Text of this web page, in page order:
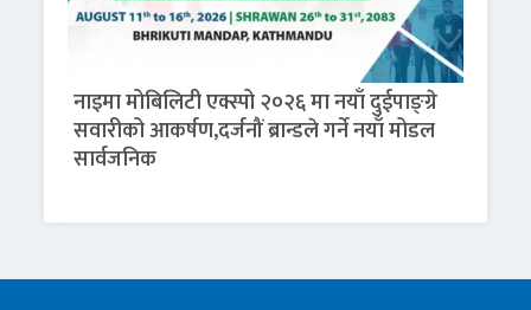
नाइमा मोबिलिटी एक्स्पो २०२६ मा नयाँ दुईपाङ्ग्रे
सवारीको आकर्षण,दर्जनौं ब्रान्डले गर्ने नयाँ मोडल
सार्वजनिक